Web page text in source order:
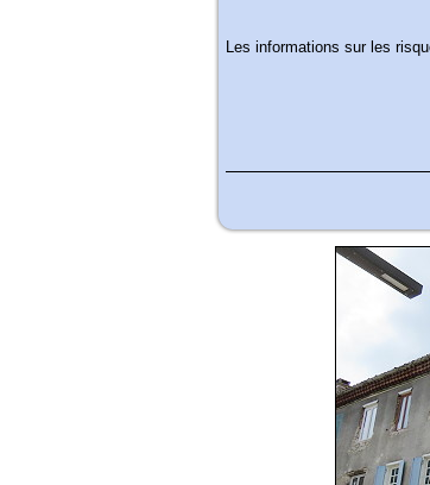
Les informations sur les